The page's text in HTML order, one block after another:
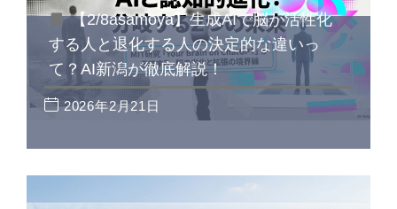
【2/8asamoya】生成AIで脳が活性化
する人と退化する人の決定的な違いっ
て？AI新潟が徹底解説！
2026年2月21日